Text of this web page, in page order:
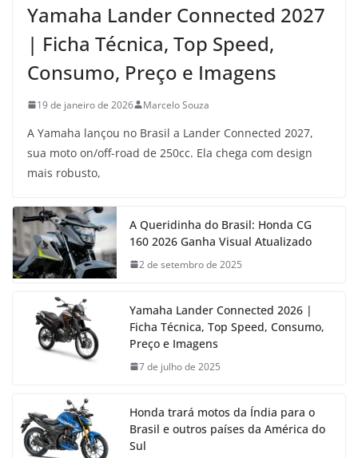
Yamaha Lander Connected 2027
| Ficha Técnica, Top Speed,
Consumo, Preço e Imagens
19 de janeiro de 2026 Marcelo Souza
A Yamaha lançou no Brasil a Lander Connected 2027,
sua moto on/off-road de 250cc. Ela chega com design
mais robusto,
A Queridinha do Brasil: Honda CG
160 2026 Ganha Visual Atualizado
2 de setembro de 2025
Yamaha Lander Connected 2026 |
Ficha Técnica, Top Speed, Consumo,
Preço e Imagens
7 de julho de 2025
Honda trará motos da Índia para o
Brasil e outros países da América do
Sul